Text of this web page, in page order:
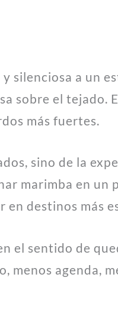
silenciosa a un
sobre el tejado.
más fuertes.
sino de la
marimba en un
destinos más
el sentido de
agenda,